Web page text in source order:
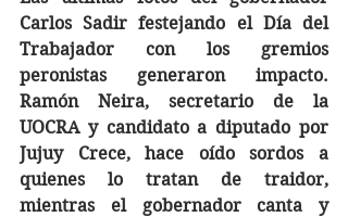
Carlos Sadir festejando el Día del
Trabajador con los gremios
peronistas generaron impacto.
Ramón Neira, secretario de la
UOCRA y candidato a diputado por
Jujuy Crece, hace oído sordos a
quienes lo tratan de traidor,
mientras el gobernador canta y